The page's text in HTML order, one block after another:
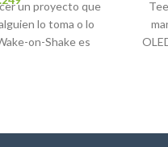
un proyecto que
lo toma o lo
on-Shake es